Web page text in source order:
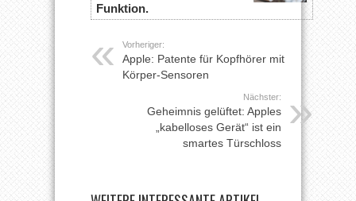
Funktion.
Vorheriger:
Apple: Patente für Kopfhörer mit
Körper-Sensoren
Nächster:
Geheimnis gelüftet: Apples
„kabelloses Gerät“ ist ein
smartes Türschloss